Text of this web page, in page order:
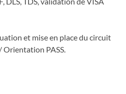
et mise en place du circuit
Orientation PASS.